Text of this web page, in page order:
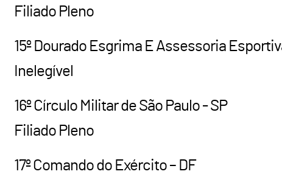
Filiado Pleno
15º Dourado Esgrima E Assessoria
Inelegível
16º Círculo Militar de São Paulo - SP
Filiado Pleno
17º Comando do Exército – DF